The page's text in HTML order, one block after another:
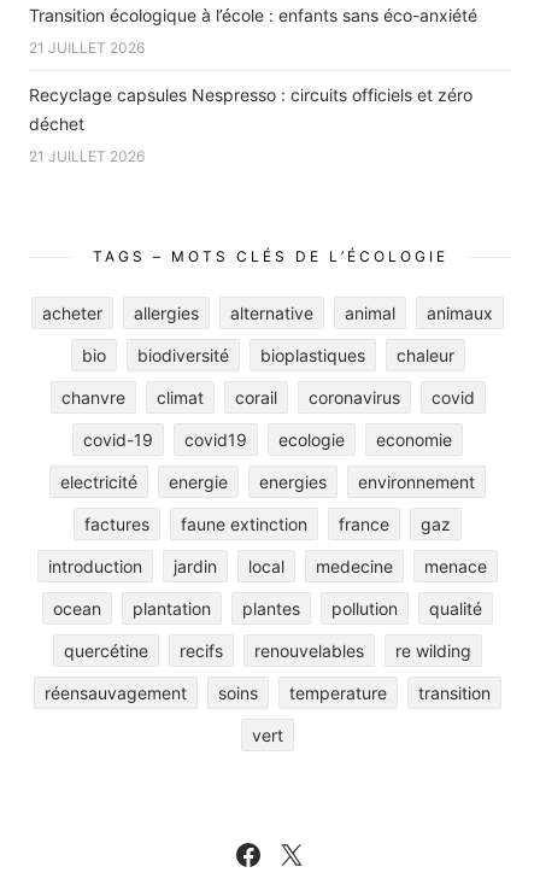
Transition écologique à l’école : enfants sans éco-anxiété
21 JUILLET 2026
Recyclage capsules Nespresso : circuits officiels et zéro
déchet
21 JUILLET 2026
TAGS – MOTS CLÉS DE L’ÉCOLOGIE
acheter allergies alternative animal animaux
bio biodiversité bioplastiques chaleur
chanvre climat corail coronavirus covid
covid-19 covid19 ecologie economie
electricité energie energies environnement
factures faune extinction france gaz
introduction jardin local medecine menace
ocean plantation plantes pollution qualité
quercétine recifs renouvelables re wilding
réensauvagement soins temperature transition
vert